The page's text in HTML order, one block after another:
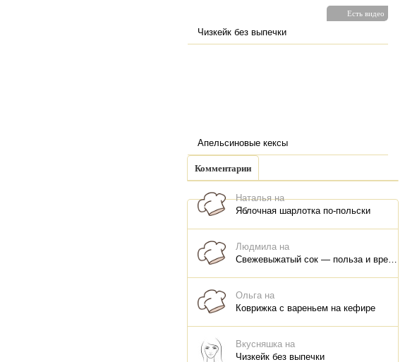
Есть видео
Чизкейк без выпечки
Апельсиновые кексы
Комментарии
Наталья на
Яблочная шарлотка по-польски
Людмила на
Свежевыжатый сок — польза и вред, как правильно пить, как хранить
Ольга на
Коврижка с вареньем на кефире
Вкусняшка на
Чизкейк без выпечки